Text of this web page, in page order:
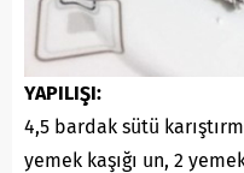
YAPILIŞI:
4,5 bardak sütü
yemek kaşığı un, 2